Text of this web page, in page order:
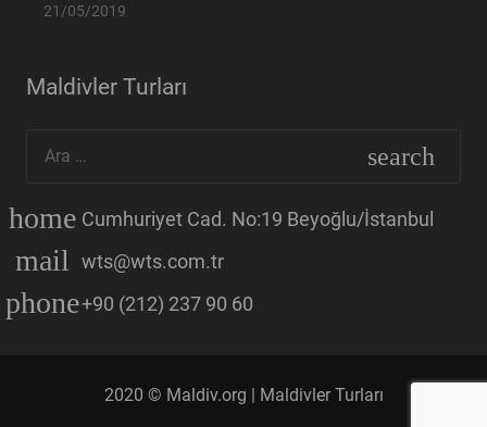
21/05/2019
Maldivler Turları
home Cumhuriyet Cad. No:19 Beyoğlu/İstanbul
mail wts@wts.com.tr
phone+90 (212) 237 90 60
2020 © Maldiv.org | Maldivler Turları